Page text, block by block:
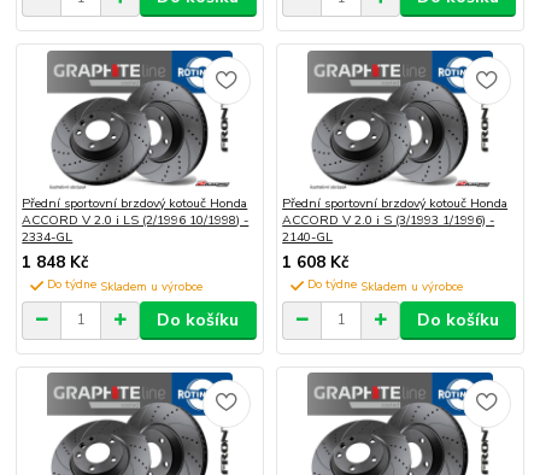
Přední sportovní brzdový kotouč Honda
ACCORD V 2.0 i LS (2/1996 10/1998) -
2334-GL
1 848 Kč
Do týdne
Do košíku
Přední sportovní brzdový kotouč Honda
ACCORD V 2.0 i S (3/1993 1/1996) -
2140-GL
1 608 Kč
Do týdne
Do košíku